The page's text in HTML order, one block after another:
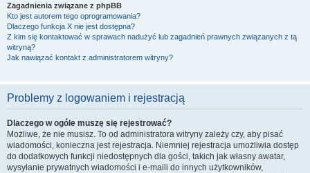
Zagadnienia związane z phpBB
Kto jest autorem tego oprogramowania?
Dlaczego funkcja X nie jest dostępna?
Z kim się kontaktować w sprawach nadużyć lub zagadnień prawnych związanych z tą
witryną?
Jak nawiązać kontakt z administratorem witryny?
Problemy z logowaniem i rejestracją
Dlaczego w ogóle muszę się rejestrować?
Możliwe, że nie musisz. To od administratora witryny zależy czy, aby pisać
wiadomości, konieczna jest rejestracja. Niemniej rejestracja umożliwia dostęp
do dodatkowych funkcji niedostępnych dla gości, takich jak własny awatar,
wysyłanie prywatnych wiadomości i e-maili do innych użytkowników,